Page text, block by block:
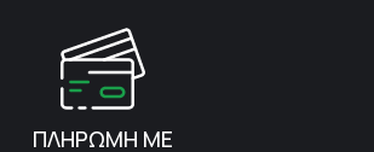
ΠΛΗΡΩΜΗ ΜΕ